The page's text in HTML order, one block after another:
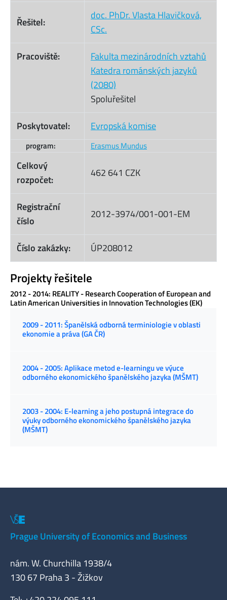
Řešitel:
doc. PhDr. Vlasta Hlavičková,
CSc.
Pracoviště:
Fakulta mezinárodních vztahů
Katedra románských jazyků
(2080)
Spoluřešitel
Poskytovatel:
Evropská komise
program: Erasmus Mundus
Celkový
rozpočet:
462 641 CZK
Registrační
číslo
2012-3974/001-001-EM
Číslo zakázky: ÚP208012
Projekty řešitele
2012 - 2014: REALITY - Research Cooperation of European and
Latin American Universities in Innovation Technologies (EK)
2009 - 2011: Španělská odborná terminiologie v oblasti
ekonomie a práva (GA ČR)
2004 - 2005: Aplikace metod e-learningu ve výuce
odborného ekonomického španělského jazyka (MŠMT)
2003 - 2004: E-learning a jeho postupná integrace do
výuky odborného ekonomického španělského jazyka
(MŠMT)
Prague University of Economics and Business
nám. W. Churchilla 1938/4
130 67 Praha 3 - Žižkov